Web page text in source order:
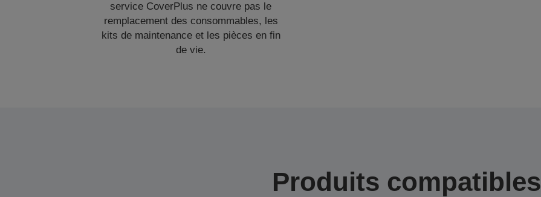
service CoverPlus ne couvre pas le
remplacement des consommables, les
kits de maintenance et les pièces en fin
de vie.
Produits compatibles